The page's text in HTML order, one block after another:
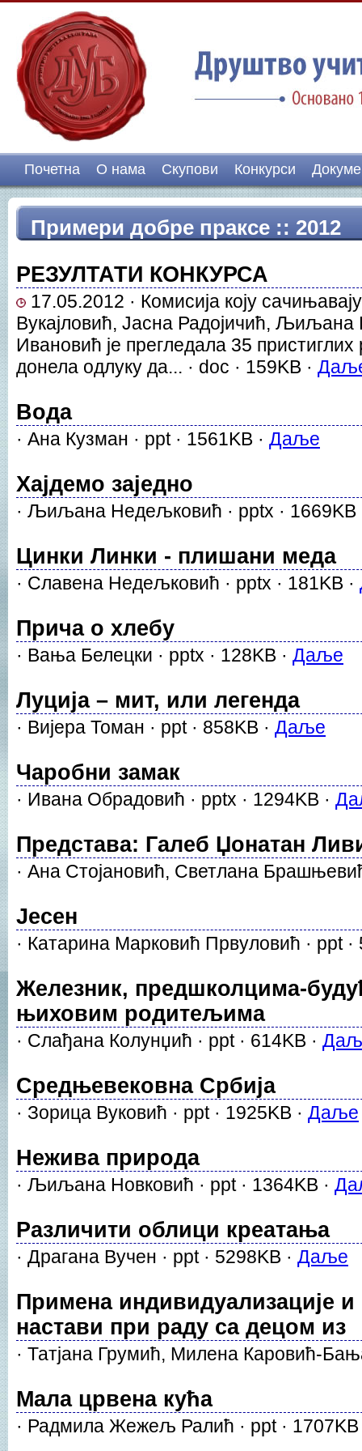
Почетна О нама Скупови Конкурси
Примери добре праксе :: 2012
РЕЗУЛТАТИ КОНКУРСА
17.05.2012 · Комисија коју
Вукајловић, Јасна Радојичић, Љиљана
Ивановић је прегледала 35
донела одлуку да... · doc · 159KB ·
Вода
· Ана Кузман · ppt · 1561KB · Даље
Хајдемо заједно
· Љиљана Недељковић · pptx · 1669KB
Цинки Линки - плишани меда
· Славена Недељковић · pptx · 181KB ·
Прича о хлебу
· Вања Белецки · pptx · 128KB · Даље
Луција – мит, или легенда
· Вијера Томан · ppt · 858KB · Даље
Чаробни замак
· Ивана Обрадовић · pptx · 1294KB ·
Представа: Галеб Џонатан
· Ана Стојановић, Светлана
Јесен
· Катарина Марковић Првуловић · ppt ·
Железник, предшколцима-
њиховим родитељима
· Слађана Колунџић · ppt · 614KB ·
Средњевековна Србија
· Зорица Вуковић · ppt · 1925KB · Даље
Нежива природа
· Љиљана Новковић · ppt · 1364KB ·
Различити облици креатања
· Драгана Вучен · ppt · 5298KB · Даље
Примена индивидуализације и
настави при раду са децом из
· Татјана Грумић, Милена Каровић-
Мала црвена кућа
· Радмила Жежељ Ралић · ppt ·